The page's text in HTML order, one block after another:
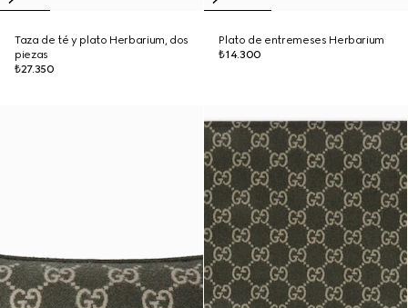
Taza de té y plato Herbarium, dos
piezas
₺27.350
Plato de entremeses Herbarium
₺14.300